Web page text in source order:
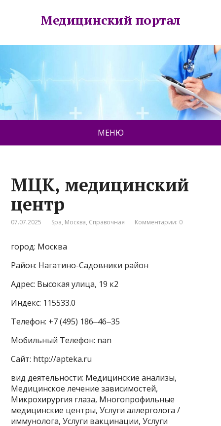
Медицинский портал
МЕНЮ
МЦК, медицинский
центр
07.07.2025 Spa, Москва, Справочная Комментарии: 0
город: Москва
Район: Нагатино-Садовники район
Адрес: Высокая улица, 19 к2
Индекс: 115533.0
Телефон: +7 (495) 186‒46‒35
Мобильный Телефон: nan
Сайт: http://apteka.ru
вид деятельности: Медицинские анализы,
Медицинское лечение зависимостей,
Микрохирургия глаза, Многопрофильные
медицинские центры, Услуги аллерголога /
иммунолога, Услуги вакцинации, Услуги